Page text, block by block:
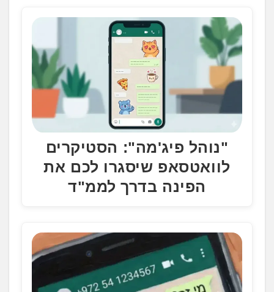
​"נוהל פיג'מה": הסטיקרים
לוואטסאפ שיסגרו לכם את
הפינה בדרך לממ"ד